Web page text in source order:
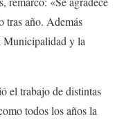
tras año. Además
Municipalidad y la
el trabajo de distintas
todos los años la